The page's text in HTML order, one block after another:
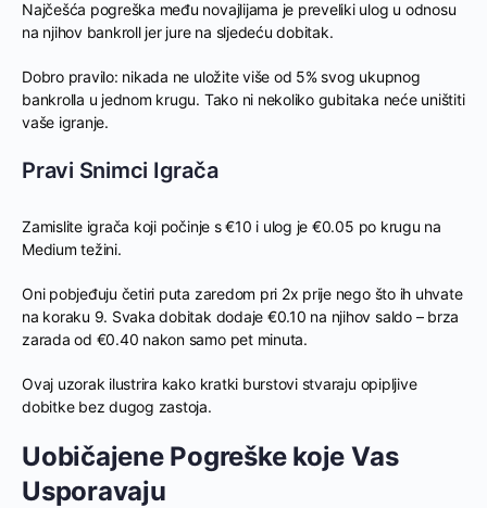
Najčešća pogreška među novajlijama je preveliki ulog u odnosu
na njihov bankroll jer jure na sljedeću dobitak.
Dobro pravilo: nikada ne uložite više od 5% svog ukupnog
bankrolla u jednom krugu. Tako ni nekoliko gubitaka neće uništiti
vaše igranje.
Pravi Snimci Igrača
Zamislite igrača koji počinje s €10 i ulog je €0.05 po krugu na
Medium težini.
Oni pobjeđuju četiri puta zaredom pri 2x prije nego što ih uhvate
na koraku 9. Svaka dobitak dodaje €0.10 na njihov saldo – brza
zarada od €0.40 nakon samo pet minuta.
Ovaj uzorak ilustrira kako kratki burstovi stvaraju opipljive
dobitke bez dugog zastoja.
Uobičajene Pogreške koje Vas
Usporavaju